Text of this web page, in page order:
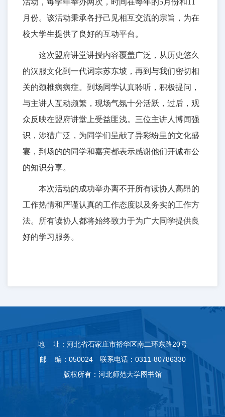
月份。该活动秉承各抒己见相互交流的宗旨，为在
校大学生提供了良好的互动平台。
这次盟府讲堂讲授内容覆盖广泛，从历史悠久
的汉服文化到一代词宗苏东坡，再到与我们密切相
关的颈椎病病症。到场同学认真聆听，积极提问，
与主讲人互动频繁，现场气氛十分活跃，过后，观
众反映在盟府讲堂上受益匪浅。三位主讲人博闻强
识，涉猎广泛，为同学们呈献了异彩纷呈的文化盛
宴，到场的的同学和嘉宾都表示感谢他们开诚布公
的知识分享。
本次活动的成功举办离不开所有读协人高昂的
工作热情和严谨认真的工作态度以及务实的工作方
法。所有读协人都将始终致力于为广大同学提供良
好的学习服务。
地 址：河北省石家庄市裕华区南二环东路20号
邮 编：050024 联系电话：0311-80786330
版权所有：河北师范大学图书馆